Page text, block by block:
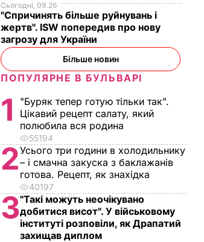
Сьогодні, 09.26
"Спричинять більше руйнувань і
жертв". ISW попередив про нову
загрозу для України
Більше новин
ПОПУЛЯРНЕ В БУЛЬВАРІ
1
"Буряк тепер готую тільки так".
Цікавий рецепт салату, який
полюбила вся родина
55194
2Усього три години в холодильнику
– і смачна закуска з баклажанів
готова. Рецепт, як знахідка
40197
3"Такі можуть неочікувано
добитися висот". У військовому
інституті розповіли, як Драпатий
захищав диплом